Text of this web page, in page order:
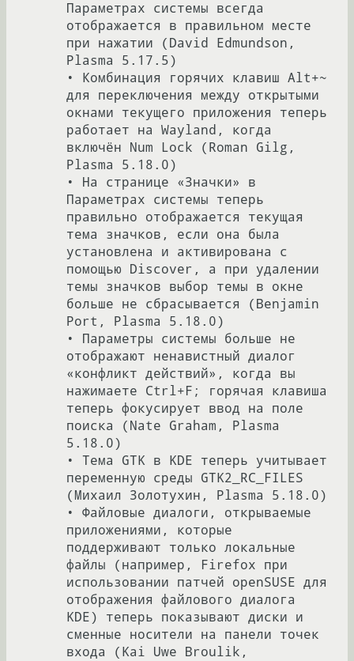
Параметрах системы всегда
отображается в правильном месте
при нажатии (David Edmundson,
Plasma 5.17.5)
• Комбинация горячих клавиш Alt+~
для переключения между открытыми
окнами текущего приложения теперь
работает на Wayland, когда
включён Num Lock (Roman Gilg,
Plasma 5.18.0)
• На странице «Значки» в
Параметрах системы теперь
правильно отображается текущая
тема значков, если она была
установлена и активирована с
помощью Discover, а при удалении
темы значков выбор темы в окне
больше не сбрасывается (Benjamin
Port, Plasma 5.18.0)
• Параметры системы больше не
отображают ненавистный диалог
«конфликт действий», когда вы
нажимаете Ctrl+F; горячая клавиша
теперь фокусирует ввод на поле
поиска (Nate Graham, Plasma
5.18.0)
• Тема GTK в KDE теперь учитывает
переменную среды GTK2_RC_FILES
(Михаил Золотухин, Plasma 5.18.0)
• Файловые диалоги, открываемые
приложениями, которые
поддерживают только локальные
файлы (например, Firefox при
использовании патчей openSUSE для
отображения файлового диалога
KDE) теперь показывают диски и
сменные носители на панели точек
входа (Kai Uwe Broulik,